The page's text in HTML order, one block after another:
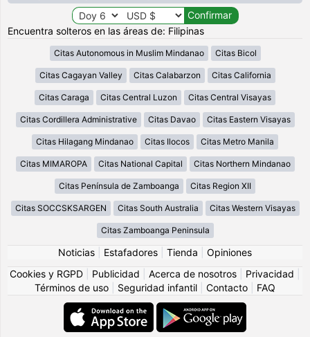
Encuentra solteros en las áreas de: Filipinas
Citas Autonomous in Muslim Mindanao Citas Bicol
Citas Cagayan Valley Citas Calabarzon Citas California
Citas Caraga Citas Central Luzon Citas Central Visayas
Citas Cordillera Administrative Citas Davao Citas Eastern Visayas
Citas Hilagang Mindanao Citas Ilocos Citas Metro Manila
Citas MIMAROPA Citas National Capital Citas Northern Mindanao
Citas Península de Zamboanga Citas Region XII
Citas SOCCSKSARGEN Citas South Australia Citas Western Visayas
Citas Zamboanga Peninsula
Noticias Estafadores Tienda
Opiniones
Cookies y RGPD
Publicidad Acerca de nosotros Privacidad
Términos de uso
Seguridad infantil Contacto FAQ